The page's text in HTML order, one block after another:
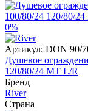
0%
Артикул: DON 90/
Душевое
120/80/24 MT L/R
Бренд
River
Страна